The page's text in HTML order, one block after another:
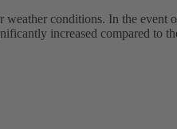
conditions. In the
increased compared to